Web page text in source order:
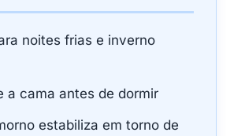
noites frias e inverno
a cama antes de dormir
estabiliza em torno de